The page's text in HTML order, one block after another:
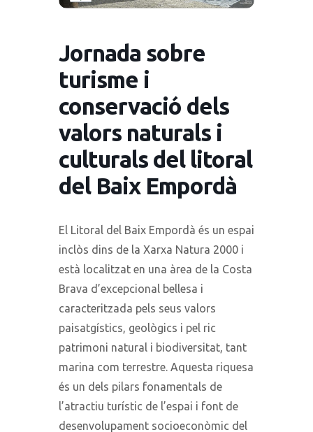
Jornada sobre
turisme i
conservació dels
valors naturals i
culturals del litoral
del Baix Empordà
El Litoral del Baix Empordà és un espai
inclòs dins de la Xarxa Natura 2000 i
està localitzat en una àrea de la Costa
Brava d’excepcional bellesa i
caracteritzada pels seus valors
paisatgístics, geològics i pel ric
patrimoni natural i biodiversitat, tant
marina com terrestre. Aquesta riquesa
és un dels pilars fonamentals de
l’atractiu turístic de l’espai i font de
desenvolupament socioeconòmic del